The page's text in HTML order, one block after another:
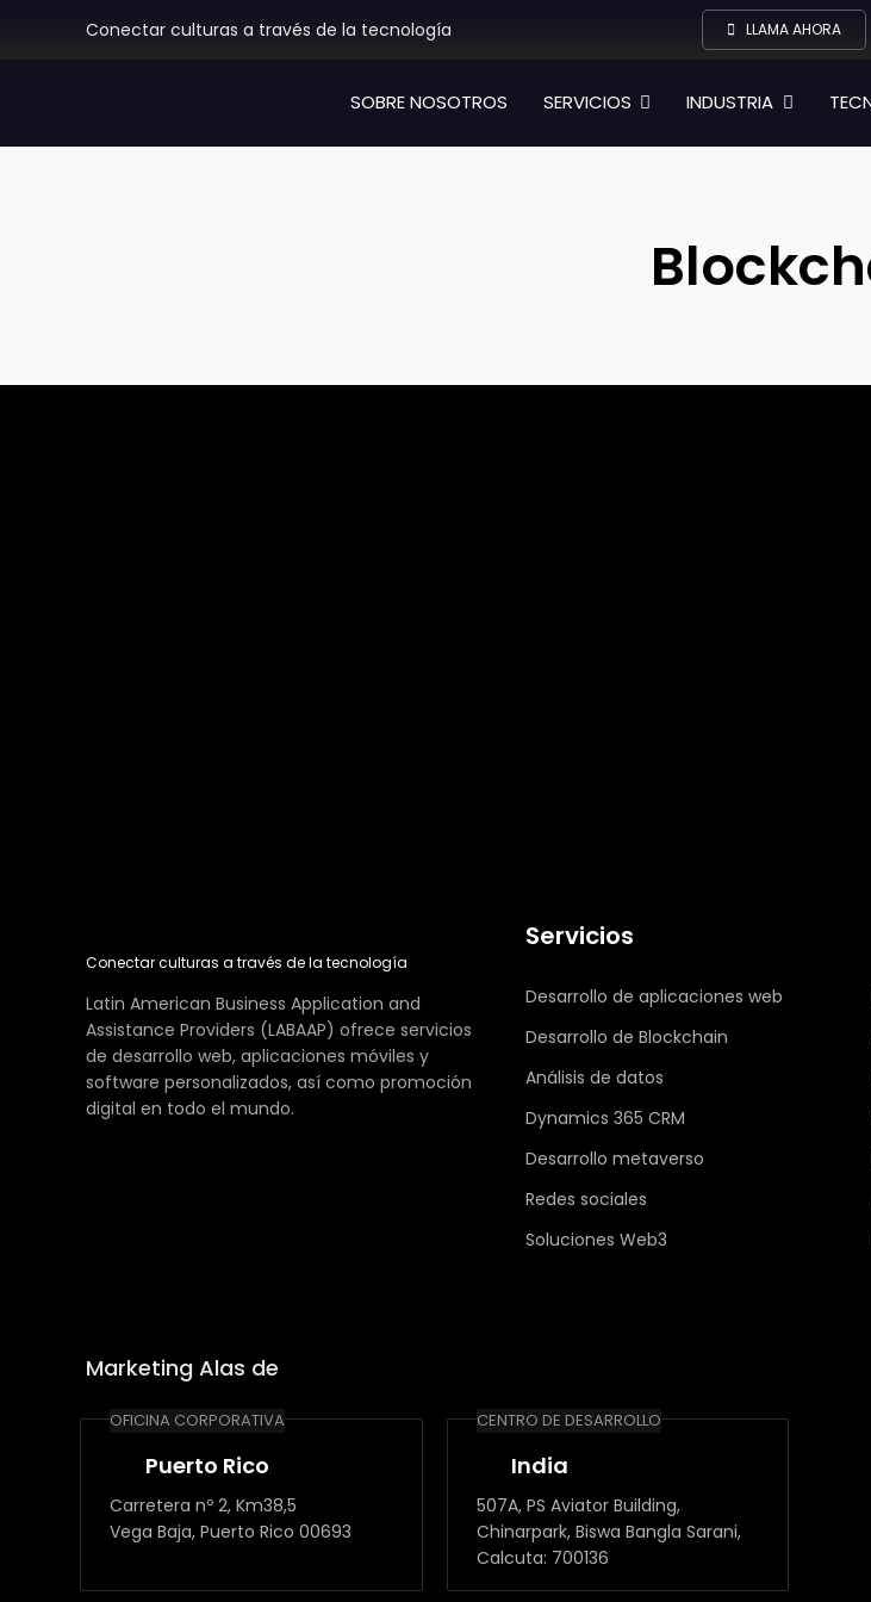
Conectar culturas a través de la tecnología LLAMA AHORA
SOBRE NOSOTROS SERVICIOS INDUSTRIA
Conectar culturas a través de la tecnología
Latin American Business Application and
Assistance Providers (LABAAP) ofrece servicios
de desarrollo web, aplicaciones móviles y
software personalizados, así como promoción
digital en todo el mundo.
Servicios
Desarrollo de aplicaciones web
Desarrollo de Blockchain
Análisis de datos
Dynamics 365 CRM
Desarrollo metaverso
Redes sociales
Soluciones Web3
Marketing Alas de
OFICINA CORPORATIVA
Puerto Rico
Carretera nº 2, Km38,5
Vega Baja, Puerto Rico 00693
CENTRO DE DESARROLLO
India
507A, PS Aviator Building,
Chinarpark, Biswa Bangla Sarani,
Calcuta: 700136